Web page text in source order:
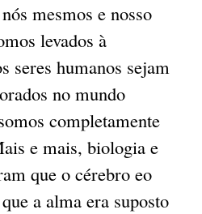
mesmos e nosso
levados à
seres humanos sejam
no mundo
completamente
e mais, biologia e
que o cérebro eo
a alma era suposto